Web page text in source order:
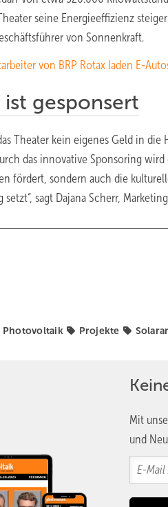
seine Energieeffizienz
von Sonnenkraft.
von BRP Rotax laden E-
ist gesponsert
Theater kein eigenes Geld in
das innovative Sponsoring
fördert, sondern auch die
setzt“, sagt Dajana Scherr,
Photovoltaik Projekte
Mit
und